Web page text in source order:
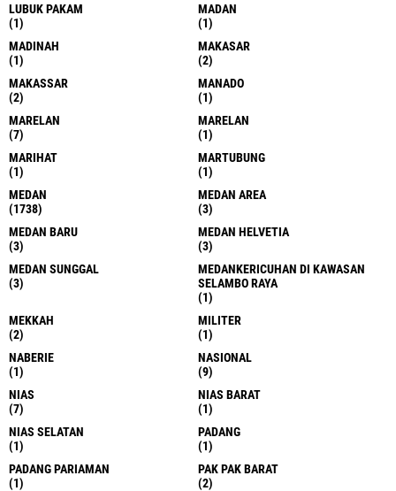
LUBUK PAKAM
(1)
MADAN
(1)
MADINAH
(1)
MAKASAR
(2)
MAKASSAR
(2)
MANADO
(1)
MARELAN
(7)
MARELAN
(1)
MARIHAT
(1)
MARTUBUNG
(1)
MEDAN
(1738)
MEDAN AREA
(3)
MEDAN BARU
(3)
MEDAN HELVETIA
(3)
MEDAN SUNGGAL
(3)
MEDANKERICUHAN DI KAWASAN
SELAMBO RAYA
(1)
MEKKAH
(2)
MILITER
(1)
NABERIE
(1)
NASIONAL
(9)
NIAS
(7)
NIAS BARAT
(1)
NIAS SELATAN
(1)
PADANG
(1)
PADANG PARIAMAN
(1)
PAK PAK BARAT
(2)